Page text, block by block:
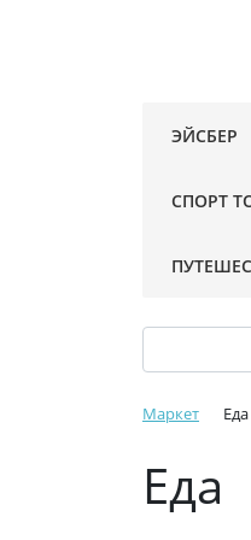
ЭЙСБЕР
СПОРТ
Маркет Еда
Еда